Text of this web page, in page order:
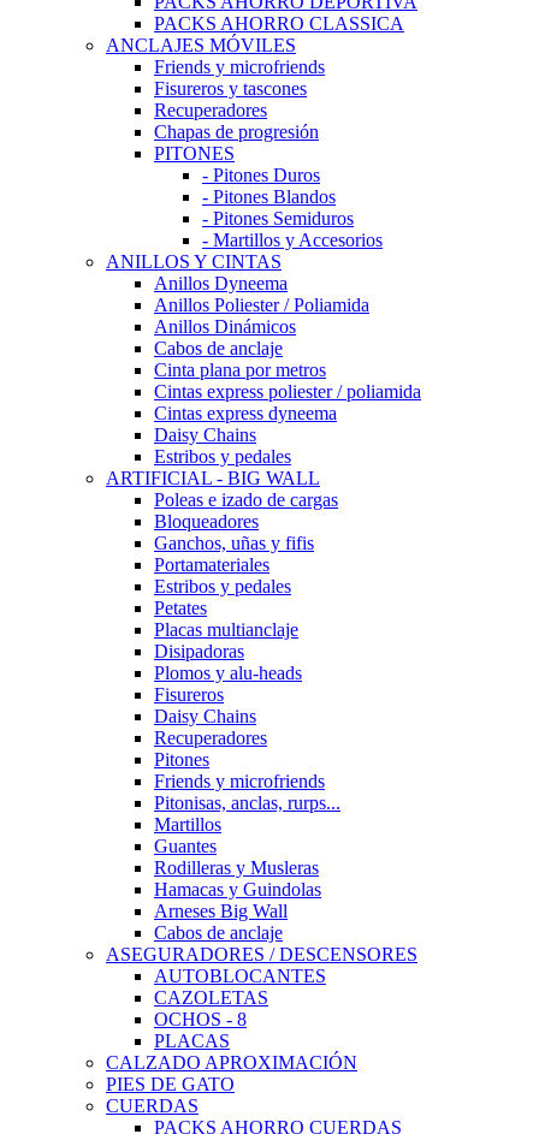
PACKS AHORRO CLASSICA
ANCLAJES MÓVILES
Friends y microfriends
Fisureros y tascones
Recuperadores
Chapas de progresión
PITONES
- Pitones Duros
- Pitones Blandos
- Pitones Semiduros
- Martillos y Accesorios
ANILLOS Y CINTAS
Anillos Dyneema
Anillos Poliester / Poliamida
Anillos Dinámicos
Cabos de anclaje
Cinta plana por metros
Cintas express poliester / poliamida
Cintas express dyneema
Daisy Chains
Estribos y pedales
ARTIFICIAL - BIG WALL
Poleas e izado de cargas
Bloqueadores
Ganchos, uñas y fifis
Portamateriales
Estribos y pedales
Petates
Placas multianclaje
Disipadoras
Plomos y alu-heads
Fisureros
Daisy Chains
Recuperadores
Pitones
Friends y microfriends
Pitonisas, anclas, rurps...
Martillos
Guantes
Rodilleras y Musleras
Hamacas y Guindolas
Arneses Big Wall
Cabos de anclaje
ASEGURADORES / DESCENSORES
AUTOBLOCANTES
CAZOLETAS
OCHOS - 8
PLACAS
CALZADO APROXIMACIÓN
PIES DE GATO
CUERDAS
PACKS AHORRO CUERDAS